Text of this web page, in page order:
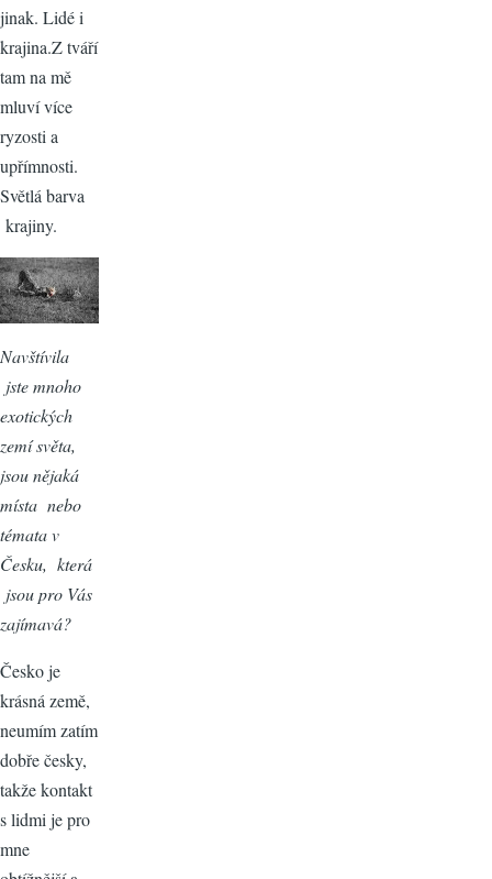
jinak. Lidé i
krajina.Z tváří
tam na mě
mluví více
ryzosti a
upřímnosti.
Světlá barva
krajiny.
Navštívila
jste mnoho
exotických
zemí světa,
jsou nějaká
místa nebo
témata v
Česku, která
jsou pro Vás
zajímavá?
Česko je
krásná země,
neumím zatím
dobře česky,
takže kontakt
s lidmi je pro
mne